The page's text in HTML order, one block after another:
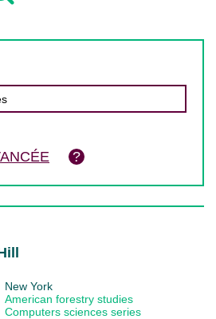
New York
American forestry studies
Computers sciences series